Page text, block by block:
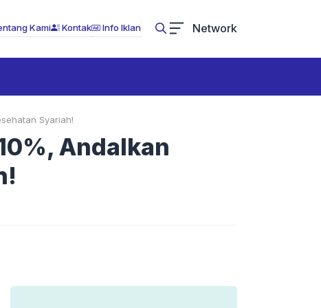
Kami Kontak Info Iklan Network
Syariah!
Andalkan